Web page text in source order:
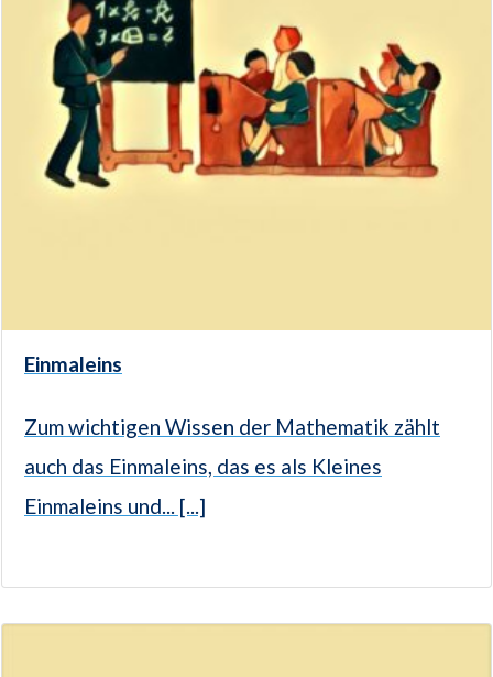
Einmaleins
Zum wichtigen Wissen der Mathematik zählt
auch das Einmaleins, das es als Kleines
Einmaleins und... [...]